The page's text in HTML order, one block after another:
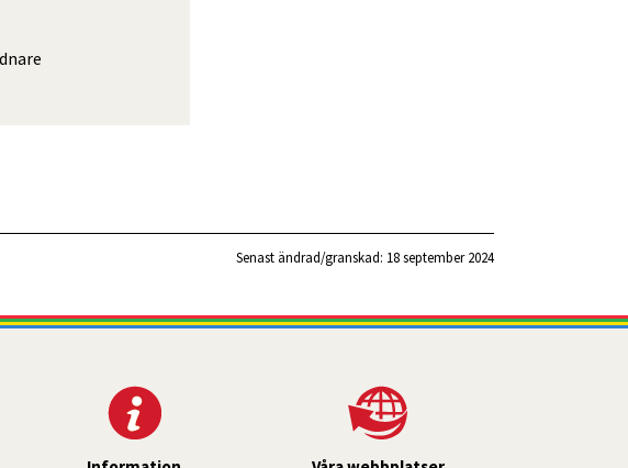
Senast ändrad/granskad: 18 september 2024